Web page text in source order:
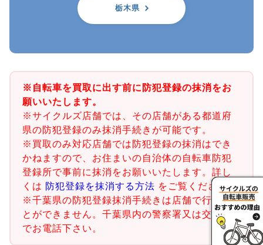
栃木県
※自転車を買取に出す前に防犯登録の抹消をお
願いいたします。
※サイクルズ店舗では、その店舗がある都道府
県の防犯登録のみ抹消手続きが可能です。
※買取のみ対応店舗では防犯登録の抹消はでき
かねますので、お住まいの自治体の自転車防犯
登録所で事前に抹消をお願いいたします。詳し
くは 防犯登録を抹消する方法 をご覧ください。
※千葉県の防犯登録抹消手続きは店舗で行うこ
とができません。千葉県内の警察署又は交番ま
でお電話下さい。